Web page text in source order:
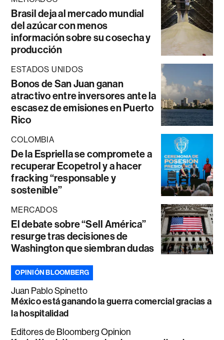
Brasil deja al mercado mundial
del azúcar con menos
información sobre su cosecha y
producción
ESTADOS UNIDOS
Bonos de San Juan ganan
atractivo entre inversores ante la
escasez de emisiones en Puerto
Rico
COLOMBIA
De la Espriella se compromete a
recuperar Ecopetrol y a hacer
fracking “responsable y
sostenible”
MERCADOS
El debate sobre “Sell América”
resurge tras decisiones de
Washington que siembran dudas
OPINIÓN BLOOMBERG
Juan Pablo Spinetto
México está ganando la guerra comercial gracias a
la hospitalidad
Editores de Bloomberg Opinion